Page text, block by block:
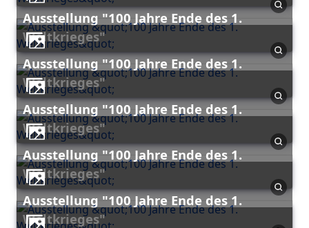
Ausstellung "100 Jahre Ende des 1.
Weltkrieges"
Ausstellung "100 Jahre Ende des 1.
Weltkrieges"
Ausstellung "100 Jahre Ende des 1.
Weltkrieges"
Ausstellung "100 Jahre Ende des 1.
Weltkrieges"
Ausstellung "100 Jahre Ende des 1.
Weltkrieges"